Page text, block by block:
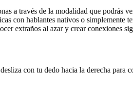
a través de la modalidad que podrás
con hablantes nativos o simplemente
extraños al azar y crear conexiones
con tu dedo hacia la derecha